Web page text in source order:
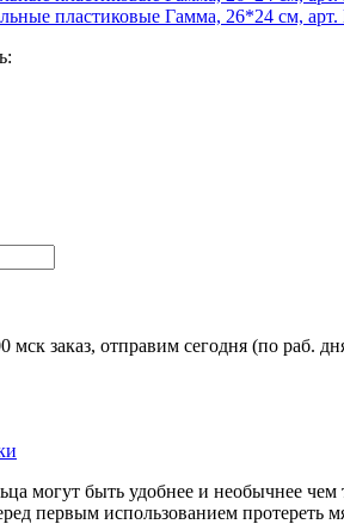
мск заказ, отправим сегодня (по раб.
могут быть удобнее и необычнее чем
первым использованием протереть